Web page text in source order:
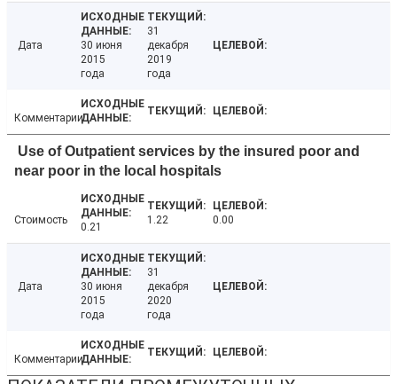
Дата
30 июня
2015
года
31
декабря
2019
года
Комментарии
Use of Outpatient services by the insured poor and
near poor in the local hospitals
Стоимость
0.21
1.22 0.00
Дата
30 июня
2015
года
31
декабря
2020
года
Комментарии